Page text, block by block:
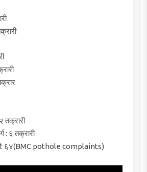
तक्रारी
: ६ तक्रारी
६४(BMC pothole complaints)